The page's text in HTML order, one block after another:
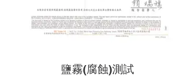
鹽霧(腐蝕)測試